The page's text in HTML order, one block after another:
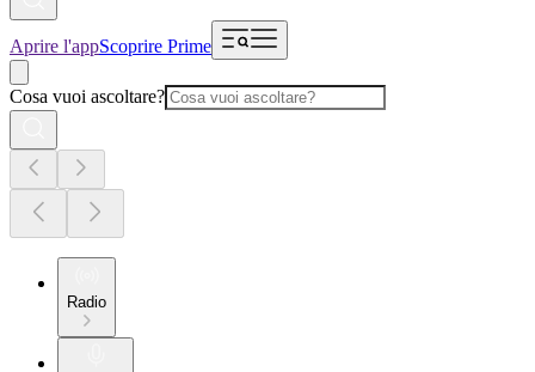
Aprire l'appScoprire Prime
Cosa vuoi ascoltare?
Radio